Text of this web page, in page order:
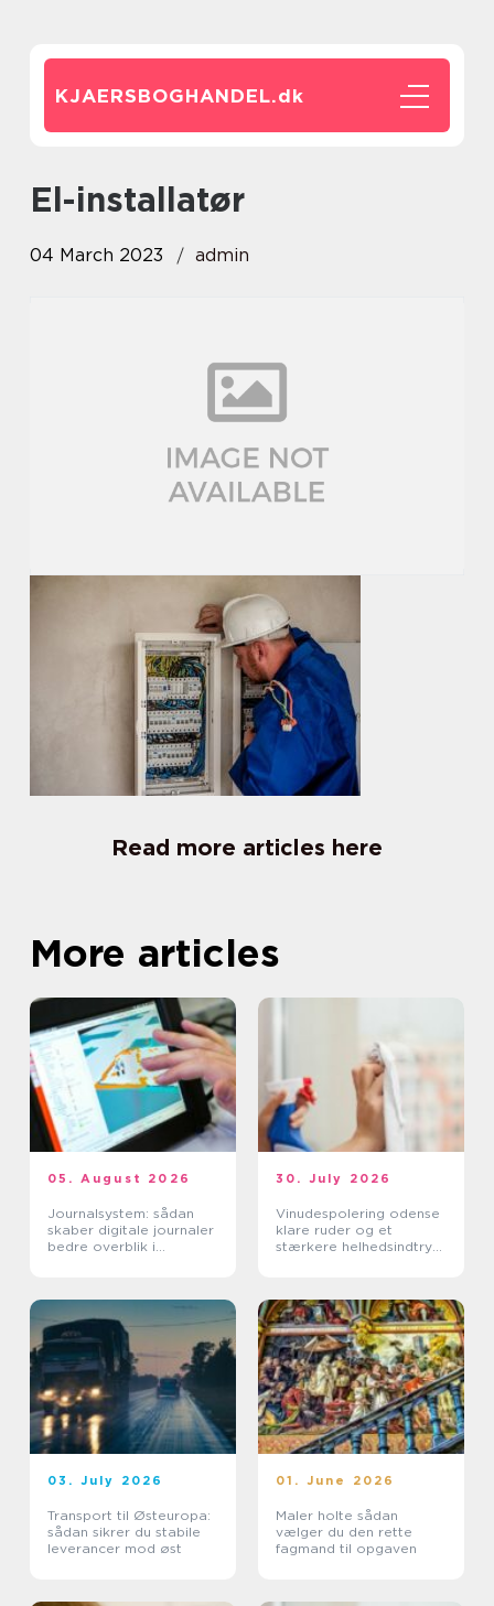
KJAERSBOGHANDEL.dk
el-installatør
04 March 2023 admin
Read more articles here
More articles
05. August 2026
Journalsystem: sådan
skaber digitale journaler
bedre overblik i
30. July 2026
Vinudespolering odense
klare ruder og et
stærkere helhedsindtryk
03. July 2026
Transport til Østeuropa:
sådan sikrer du stabile
leverancer mod øst
01. June 2026
Maler holte sådan
vælger du den rette
fagmand til opgaven